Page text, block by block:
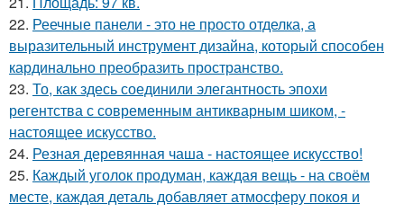
22. Реечные панели - это не просто отделка, а
выразительный инструмент дизайна, который способен
кардинально преобразить пространство.
23. То, как здесь соединили элегантность эпохи
регентства с современным антикварным шиком, -
настоящее искусство.
24. Резная деревянная чаша - настоящее искусство!
25. Каждый уголок продуман, каждая вещь - на своём
месте, каждая деталь добавляет атмосферу покоя и